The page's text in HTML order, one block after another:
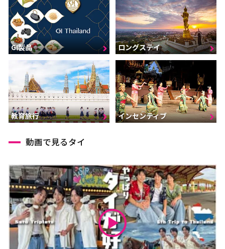
GI製品 ロングステイ
教育旅行 インセンティブ
動画で見るタイ